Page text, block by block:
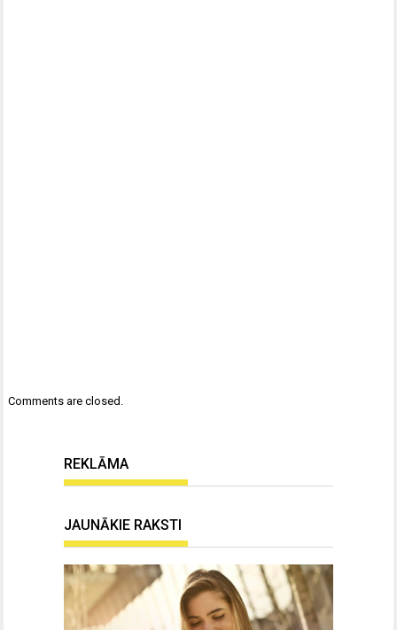
Comments are closed.
REKLĀMA
JAUNĀKIE RAKSTI